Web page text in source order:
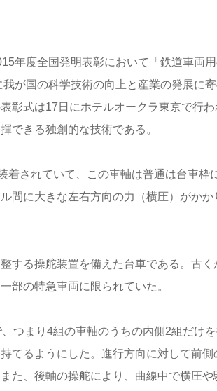
年度全国発明表彰において「鉄道車両
が国の科学技術の向上と産業の発展に
彰式は17日にホテルオークラ東京で行わ
できる独創的な技術である。
されていて、この車軸は普通は台車枠
間に大きな左右方向の力（横圧）がかか
する操舵装置を備えた台車である。古く
部の特急車両に限られていた。
つまり4組の車軸のうちの内側2組だけ
てるようにした。進行方向に対して前側
た、後軸の操舵により、曲線中で横圧や